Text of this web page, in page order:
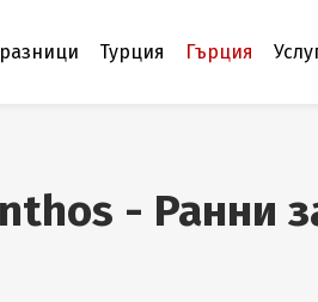
Турция Гърция
- Ранни